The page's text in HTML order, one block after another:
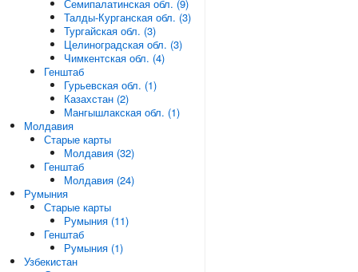
Семипалатинская обл. (9)
Талды-Курганская обл. (3)
Тургайская обл. (3)
Целиноградская обл. (3)
Чимкентская обл. (4)
Генштаб
Гурьевская обл. (1)
Казахстан (2)
Мангышлакская обл. (1)
Молдавия
Старые карты
Молдавия (32)
Генштаб
Молдавия (24)
Румыния
Старые карты
Румыния (11)
Генштаб
Румыния (1)
Узбекистан